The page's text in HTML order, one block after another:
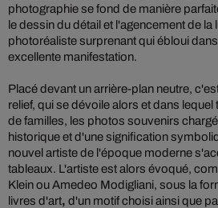
photographie se fond de manière
le dessin du détail et l'agencement de la
photoréaliste surprenant qui ébloui
excellente manifestation.
Placé devant un arrière-plan neutre,
relief, qui se dévoile alors et dans
de familles, les photos souvenirs
historique et d'une signification
nouvel artiste de l'époque moderne
tableaux. L'artiste est alors évoqué,
Klein ou Amedeo Modigliani, sous la
livres d'art, d'un motif choisi ainsi que